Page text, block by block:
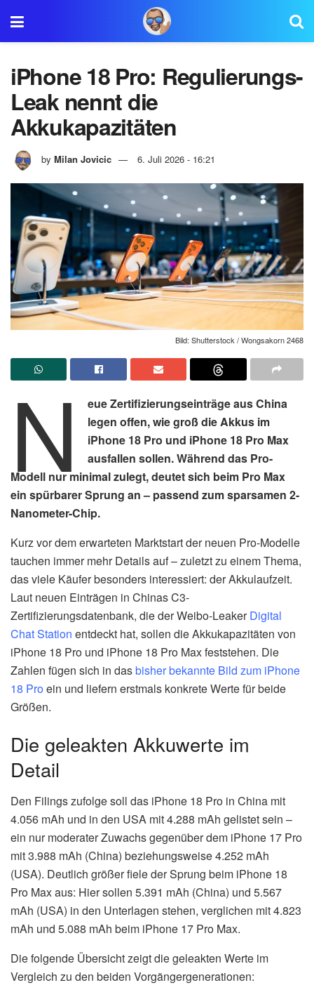
iPhone 18 Pro: Regulierungs-
Leak nennt die
Akkukapazitäten
by Milan Jovicic 6. Juli 2026 - 16:21
Bild: Shutterstock / Wongsakorn 2468
N
eue Zertifizierungseinträge aus China
legen offen, wie groß die Akkus im
iPhone 18 Pro und iPhone 18 Pro Max
ausfallen sollen. Während das Pro-
Modell nur minimal zulegt, deutet sich beim Pro Max
ein spürbarer Sprung an – passend zum sparsamen 2-
Nanometer-Chip.
Kurz vor dem erwarteten Marktstart der neuen Pro-Modelle
tauchen immer mehr Details auf – zuletzt zu einem Thema,
das viele Käufer besonders interessiert: der Akkulaufzeit.
Laut neuen Einträgen in Chinas C3-
Zertifizierungsdatenbank, die der Weibo-LeakerDigital
Chat Station entdeckt hat, sollen die Akkukapazitäten von
iPhone 18 Pro und iPhone 18 Pro Max feststehen. Die
Zahlen fügen sich in dasbisher bekannte Bild zum iPhone
18 Proein und liefern erstmals konkrete Werte für beide
Größen.
Die geleakten Akkuwerte im
Detail
Den Filings zufolge soll das iPhone 18 Pro in China mit
4.056 mAh und in den USA mit 4.288 mAh gelistet sein –
ein nur moderater Zuwachs gegenüber dem iPhone 17 Pro
mit 3.988 mAh (China) beziehungsweise 4.252 mAh
(USA). Deutlich größer fiele der Sprung beim iPhone 18
Pro Max aus: Hier sollen 5.391 mAh (China) und 5.567
mAh (USA) in den Unterlagen stehen, verglichen mit 4.823
mAh und 5.088 mAh beim iPhone 17 Pro Max.
Die folgende Übersicht zeigt die geleakten Werte im
Vergleich zu den beiden Vorgängergenerationen: